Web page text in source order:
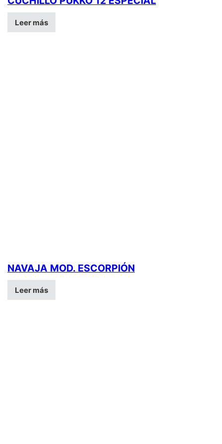
Leer más
NAVAJA MOD. ESCORPIÓN
Leer más